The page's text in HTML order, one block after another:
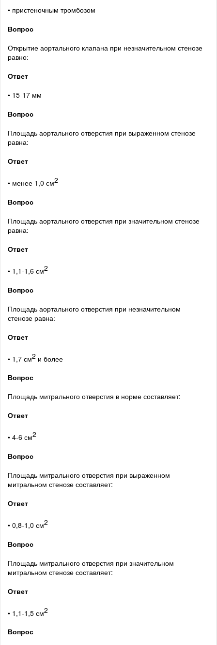
• пристеночным тромбозом
Вопрос
Открытие аортального клапана при незначительном стенозе
равно:
Ответ
• 15-17 мм
Вопрос
Площадь аортального отверстия при выраженном стенозе
равна:
Ответ
• менее 1,0 см2
Вопрос
Площадь аортального отверстия при значительном стенозе
равна:
Ответ
• 1,1-1,6 см2
Вопрос
Площадь аортального отверстия при незначительном
стенозе равна:
Ответ
• 1,7 см2 и более
Вопрос
Площадь митрального отверстия в норме составляет:
Ответ
• 4-6 см2
Вопрос
Площадь митрального отверстия при выраженном
митральном стенозе составляет:
Ответ
• 0,8-1,0 см2
Вопрос
Площадь митрального отверстия при значительном
митральном стенозе составляет:
Ответ
• 1,1-1,5 см2
Вопрос